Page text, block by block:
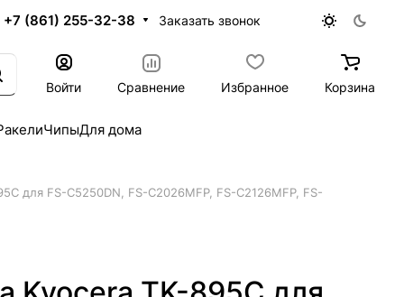
+7 (861) 255-32-38 Заказать звонок
Войти
Сравнение Избранное Корзина
ЧипыДля дома
для FS-C5250DN, FS-C2026MFP, FS-C2126MFP, FS-